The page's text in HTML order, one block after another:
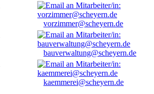
vorzimmer@scheyern.de
bauverwaltung@scheyern.de
kaemmerei@scheyern.de